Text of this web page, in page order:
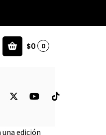
$0 0
una edición